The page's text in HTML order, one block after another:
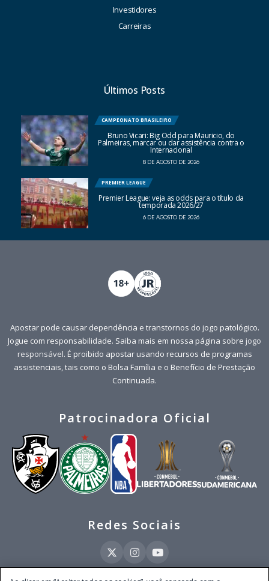
Investidores
Carreiras
Últimos Posts
CAMPEONATO BRASILEIRO
Bruno Vicari: Big Odd para Mauricio, do
Palmeiras, marcar ou dar assistência contra o
Internacional
8 DE AGOSTO DE 2026
PREMIER LEAGUE
Premier League: veja as odds para o título da
temporada 2026/27
6 DE AGOSTO DE 2026
Apostar pode causar dependência e transtornos do jogo patológico.
Jogue com responsabilidade. Saiba mais em nossa página sobre jogo
responsável. É proibido apostar usando recursos de programas
assistenciais, tais como o Bolsa Família e o Benefício de Prestação
Continuada.
Patrocinadora Oficial
Redes Sociais